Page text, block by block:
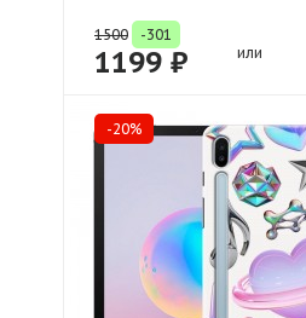
1500 -301
1199 ₽ или
-20%